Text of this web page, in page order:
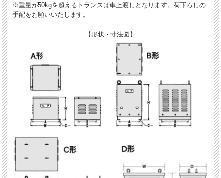
※重量が50kgを超えるトランスは車上渡しとなります。荷下ろしの
手配をお願いいたします。
【形状・寸法図】